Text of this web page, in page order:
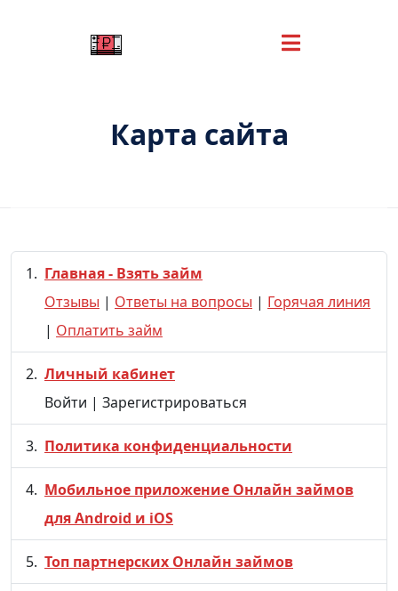
Карта сайта
Главная - Взять займ
Отзывы | Ответы на вопросы | Горячая линия
| Оплатить займ
Личный кабинет
Войти | Зарегистрироваться
Политика конфиденциальности
Мобильное приложение Онлайн займов
для Android и iOS
Топ партнерских Онлайн займов